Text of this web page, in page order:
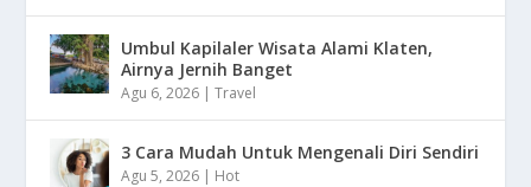
Umbul Kapilaler Wisata Alami Klaten,
Airnya Jernih Banget
Agu 6, 2026 |Travel
3 Cara Mudah Untuk Mengenali Diri Sendiri
Agu 5, 2026 | Hot